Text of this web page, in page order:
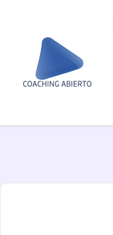
contenido